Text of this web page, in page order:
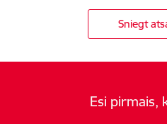
Sniegt
Esi pirmais,